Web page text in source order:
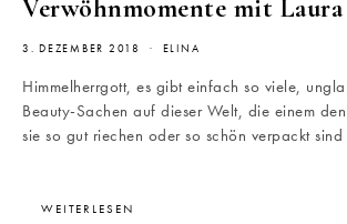
Verwöhnmomente mit
3. DEZEMBER 2018 ELINA
Himmelherrgott, es gibt einfach so viele,
Beauty-Sachen auf dieser Welt, die einem
sie so gut riechen oder so schön verpackt
WEITERLESEN